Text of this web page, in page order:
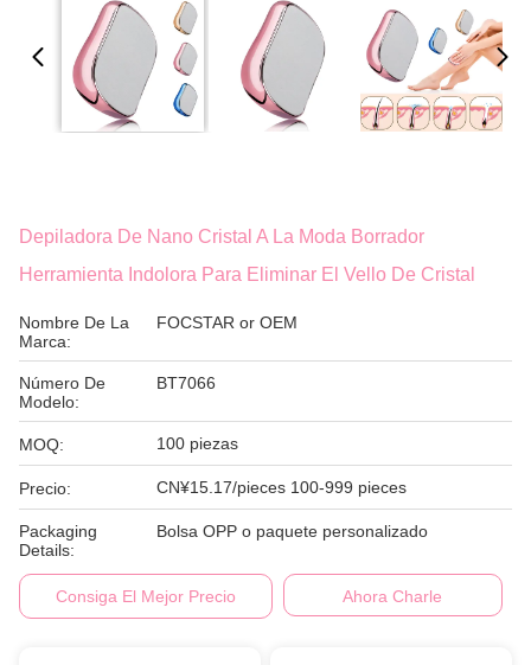
Depiladora De Nano Cristal A La Moda Borrador
Herramienta Indolora Para Eliminar El Vello De Cristal
Nombre De La
Marca:
FOCSTAR or OEM
Número De
Modelo:
BT7066
MOQ: 100 piezas
Precio: CN¥15.17/pieces 100-999 pieces
Packaging
Details:
Bolsa OPP o paquete personalizado
Consiga El Mejor Precio Ahora Charle